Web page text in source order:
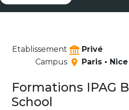
Etablissement
Privé
Campus
Paris • Nice
Formations IPAG
School